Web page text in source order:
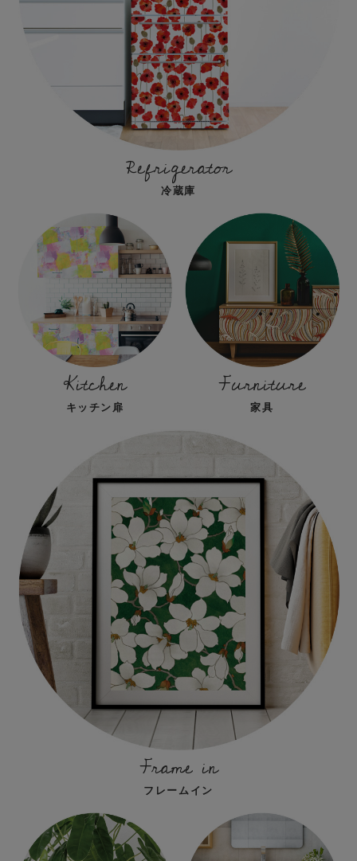
Refrigerator
冷蔵庫
Kitchen
キッチン扉
Furniture
家具
Frame in
フレームイン